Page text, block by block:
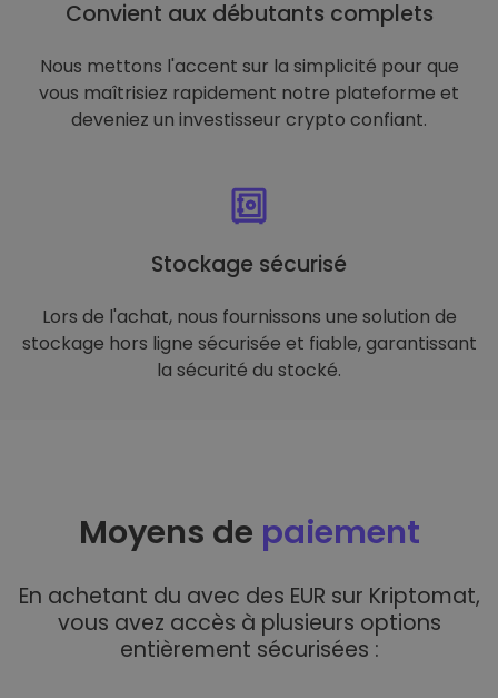
Convient aux débutants complets
Nous mettons l'accent sur la simplicité pour que
vous maîtrisiez rapidement notre plateforme et
deveniez un investisseur crypto confiant.
Stockage sécurisé
Lors de l'achat, nous fournissons une solution de
stockage hors ligne sécurisée et fiable, garantissant
la sécurité du stocké.
Moyens de paiement
En achetant du avec des EUR sur Kriptomat,
vous avez accès à plusieurs options
entièrement sécurisées :